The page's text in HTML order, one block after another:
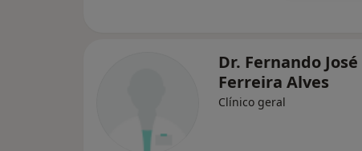
Dr. Fernando José
Ferreira Alves
Clínico geral